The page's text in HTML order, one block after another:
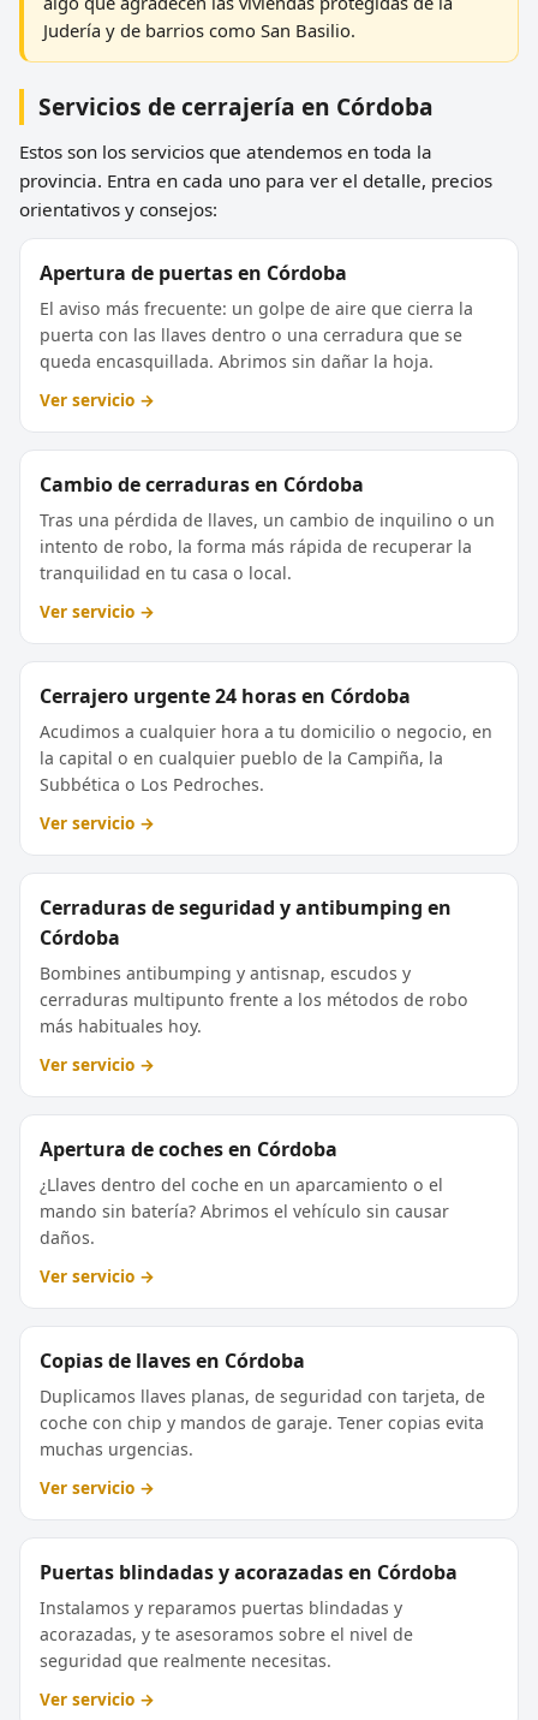
Judería y de barrios como San Basilio.
Servicios de cerrajería en Córdoba
Estos son los servicios que atendemos en toda la
provincia. Entra en cada uno para ver el detalle, precios
orientativos y consejos:
Apertura de puertas en Córdoba
El aviso más frecuente: un golpe de aire que cierra la
puerta con las llaves dentro o una cerradura que se
queda encasquillada. Abrimos sin dañar la hoja.
Ver servicio →
Cambio de cerraduras en Córdoba
Tras una pérdida de llaves, un cambio de inquilino o un
intento de robo, la forma más rápida de recuperar la
tranquilidad en tu casa o local.
Ver servicio →
Cerrajero urgente 24 horas en Córdoba
Acudimos a cualquier hora a tu domicilio o negocio, en
la capital o en cualquier pueblo de la Campiña, la
Subbética o Los Pedroches.
Ver servicio →
Cerraduras de seguridad y antibumping en
Córdoba
Bombines antibumping y antisnap, escudos y
cerraduras multipunto frente a los métodos de robo
más habituales hoy.
Ver servicio →
Apertura de coches en Córdoba
¿Llaves dentro del coche en un aparcamiento o el
mando sin batería? Abrimos el vehículo sin causar
daños.
Ver servicio →
Copias de llaves en Córdoba
Duplicamos llaves planas, de seguridad con tarjeta, de
coche con chip y mandos de garaje. Tener copias evita
muchas urgencias.
Ver servicio →
Puertas blindadas y acorazadas en Córdoba
Instalamos y reparamos puertas blindadas y
acorazadas, y te asesoramos sobre el nivel de
seguridad que realmente necesitas.
Ver servicio →